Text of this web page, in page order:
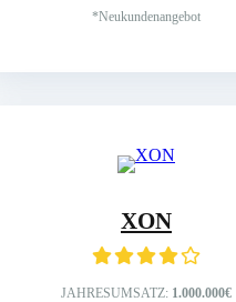
*Neukundenangebot
XON
JAHRESUMSATZ: 1.000.000€